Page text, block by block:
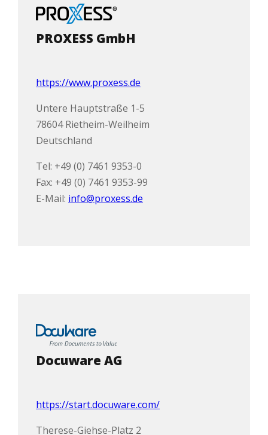
PROXESS GmbH
https://www.proxess.de
Untere Hauptstraße 1-5
78604 Rietheim-Weilheim
Deutschland
Tel: +49 (0) 7461 9353-0
Fax: +49 (0) 7461 9353-99
E-Mail: info@proxess.de
Docuware AG
https://start.docuware.com/
Therese-Giehse-Platz 2